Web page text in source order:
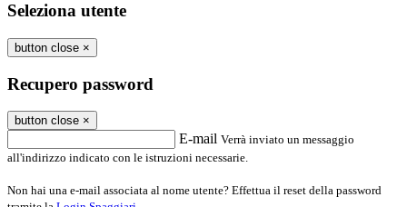
Seleziona utente
button close ×
Recupero password
button close ×
E-mail Verrà inviato un messaggio
all'indirizzo indicato con le istruzioni necessarie.
Non hai una e-mail associata al nome utente? Effettua il reset della password